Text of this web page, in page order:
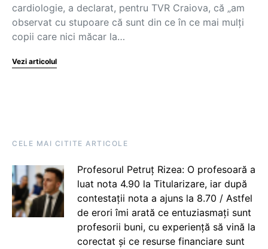
cardiologie, a declarat, pentru TVR Craiova, că „am
observat cu stupoare că sunt din ce în ce mai mulți
copii care nici măcar la…
Vezi articolul
CELE MAI CITITE ARTICOLE
Profesorul Petruț Rizea: O profesoară a
luat nota 4.90 la Titularizare, iar după
contestații nota a ajuns la 8.70 / Astfel
de erori îmi arată ce entuziasmați sunt
profesorii buni, cu experiență să vină la
corectat și ce resurse financiare sunt